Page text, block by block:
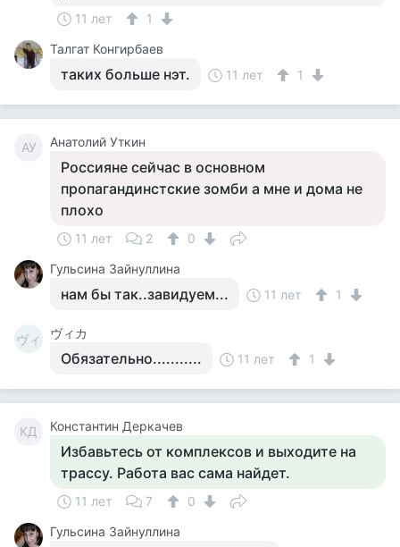
11 лет
1
Талгат Конгирбаев
таких больше нэт. 11 лет 1
АУ Анатолий Уткин
Россияне сейчас в основном
пропагандинстские зомби а мне и дома не
плохо
11 лет 2
0
Гульсина Зайнуллина
нам бы так..завидуем... 11 лет 1
ヴィ ヴィカ
Обязательно........... 11 лет 1
КД Константин Деркачев
Избавьтесь от комплексов и выходите на
трассу. Работа вас сама найдет.
11 лет 7
0
Гульсина Зайнуллина